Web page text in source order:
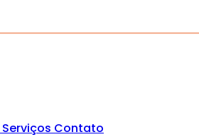
Serviços Contato